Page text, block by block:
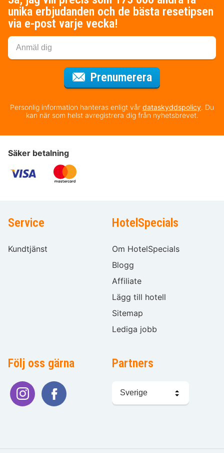
unika erbjudanden och de bästa resetipsen
via e-post varje vecka!
Prenumerera
Personlig information hanteras enligt vår dataskyddspolicy. Du
kan när som helst avregistrera dig från nyhetsbrevet.
Säker betalning
Service
Kundtjänst
HotelSpecials
Om HotelSpecials
Blogg
Affiliate
Lägg till hotell
Sitemap
Lediga jobb
Följ oss gärna Partners
språk